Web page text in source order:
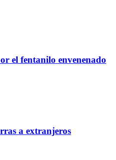
el fentanilo envenenado
a extranjeros